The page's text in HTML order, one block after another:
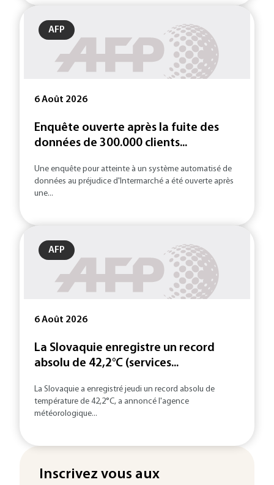
AFP
6 Août 2026
Enquête ouverte après la fuite des
données de 300.000 clients...
Une enquête pour atteinte à un système automatisé de
données au préjudice d'Intermarché a été ouverte après
une...
AFP
6 Août 2026
La Slovaquie enregistre un record
absolu de 42,2°C (services...
La Slovaquie a enregistré jeudi un record absolu de
température de 42,2°C, a annoncé l'agence
météorologique...
Inscrivez vous aux